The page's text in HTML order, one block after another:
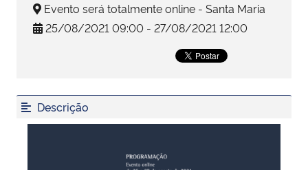
Controladoria-Geral da União
Ministério da Mulher, da Família e dos Direitos Humanos
Secretaria de Governo
Gabinete de Segurança Institucional
Evento será totalmente online - Santa Maria
25/08/2021 09:00 - 27/08/2021 12:00
Descrição